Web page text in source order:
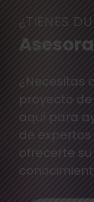
¿TIENES
¿Necesitas
proyecto de
aquí para
de
ofrecerte